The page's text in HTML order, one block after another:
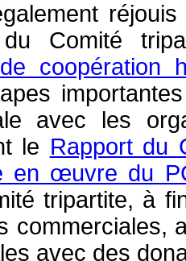
Comité
coopération
avec les
le Rapport du
en œuvre du
tripartite, à
commerciales,
avec des